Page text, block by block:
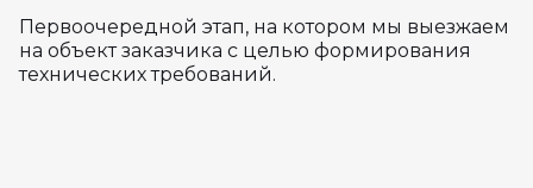
Первоочередной этап, на котором мы выезжаем
на объект заказчика с целью формирования
технических требований.